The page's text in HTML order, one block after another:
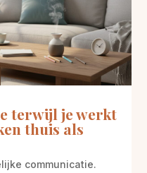
terwijl je werkt
thuis als
communicatie.